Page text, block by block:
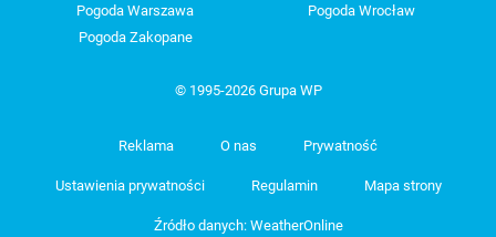
Pogoda Warszawa
Pogoda Wrocław
Pogoda Zakopane
© 1995-2026 Grupa WP
Reklama O nas Prywatność
Ustawienia prywatności Regulamin Mapa strony
Źródło danych: WeatherOnline